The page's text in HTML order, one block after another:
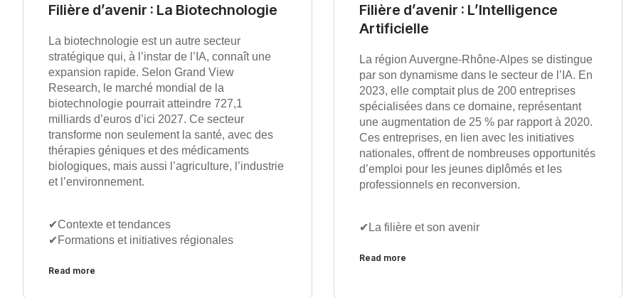
Filière d’avenir : La Biotechnologie
La biotechnologie est un autre secteur
stratégique qui, à l’instar de l’IA, connaît une
expansion rapide. Selon Grand View
Research, le marché mondial de la
biotechnologie pourrait atteindre 727,1
milliards d’euros d’ici 2027. Ce secteur
transforme non seulement la santé, avec des
thérapies géniques et des médicaments
biologiques, mais aussi l’agriculture, l’industrie
et l’environnement.
✔︎Contexte et tendances
✔︎Formations et initiatives régionales
Read more
Filière d’avenir : L’Intelligence
Artificielle
La région Auvergne-Rhône-Alpes se distingue
par son dynamisme dans le secteur de l’IA. En
2023, elle comptait plus de 200 entreprises
spécialisées dans ce domaine, représentant
une augmentation de 25 % par rapport à 2020.
Ces entreprises, en lien avec les initiatives
nationales, offrent de nombreuses opportunités
d’emploi pour les jeunes diplômés et les
professionnels en reconversion.
✔︎La filière et son avenir
Read more